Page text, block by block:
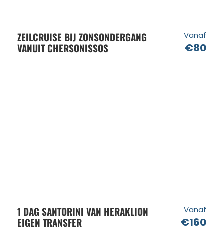
ZEILCRUISE BIJ ZONSONDERGANG
VANUIT CHERSONISSOS
Vanaf
€80
1 DAG SANTORINI VAN HERAKLION
EIGEN TRANSFER
Vanaf
€160